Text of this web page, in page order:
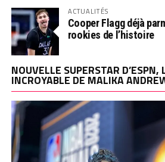
ACTUALITÉS
Cooper Flagg déjà
rookies de l’histoire
NOUVELLE SUPERSTAR D’ESPN,
INCROYABLE DE MALIKA